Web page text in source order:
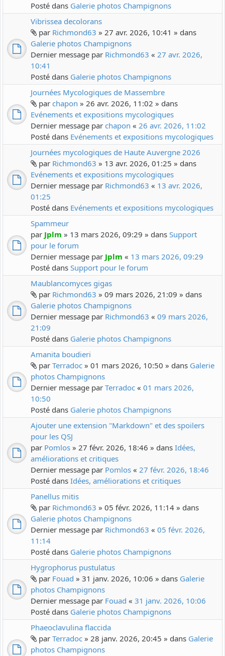
Posté dans Galerie photos Champignons
Vibrissea decolorans
par Richmond63 » 27 avr. 2026, 10:41 » dans
Galerie photos Champignons
Dernier message par Richmond63 « 27 avr. 2026,
10:41
Posté dans Galerie photos Champignons
Journées Mycologiques de Massembre
par chapon » 26 avr. 2026, 11:02 » dans
Evénements et expositions mycologiques
Dernier message par chapon « 26 avr. 2026, 11:02
Posté dans Evénements et expositions mycologiques
Journées mycologiques de Haute Auvergne 2026
par Richmond63 » 13 avr. 2026, 01:25 » dans
Evénements et expositions mycologiques
Dernier message par Richmond63 « 13 avr. 2026,
01:25
Posté dans Evénements et expositions mycologiques
Spammeur
par Jplm » 13 mars 2026, 09:29 » dans Support
pour le forum
Dernier message par Jplm « 13 mars 2026, 09:29
Posté dans Support pour le forum
Maublancomyces gigas
par Richmond63 » 09 mars 2026, 21:09 » dans
Galerie photos Champignons
Dernier message par Richmond63 « 09 mars 2026,
21:09
Posté dans Galerie photos Champignons
Amanita boudieri
par Terradoc » 01 mars 2026, 10:50 » dans Galerie
photos Champignons
Dernier message par Terradoc « 01 mars 2026,
10:50
Posté dans Galerie photos Champignons
Ajouter une extension "Markdown" et des spoilers
pour les QSJ
par Pomlos » 27 févr. 2026, 18:46 » dans Idées,
améliorations et critiques
Dernier message par Pomlos « 27 févr. 2026, 18:46
Posté dans Idées, améliorations et critiques
Panellus mitis
par Richmond63 » 05 févr. 2026, 11:14 » dans
Galerie photos Champignons
Dernier message par Richmond63 « 05 févr. 2026,
11:14
Posté dans Galerie photos Champignons
Hygrophorus pustulatus
par Fouad » 31 janv. 2026, 10:06 » dans Galerie
photos Champignons
Dernier message par Fouad « 31 janv. 2026, 10:06
Posté dans Galerie photos Champignons
Phaeoclavulina flaccida
par Terradoc » 28 janv. 2026, 20:45 » dans Galerie
photos Champignons